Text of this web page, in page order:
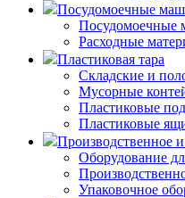
Посудомоечные
Посудомоечные
Расходные
Пластиковая тара
Складские и
Мусорные
Пластиковые
Пластиковые
Производственное
Оборудование
Упаковочное